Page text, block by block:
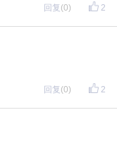
红包！
2
回复 (0)
2
回复 (0)